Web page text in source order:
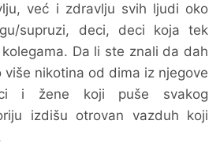
već i zdravlju svih ljudi oko
supruzi, deci, deci koja tek
Da li ste znali da dah
više nikotina od dima iz njegove
i žene koji puše svakog
izdišu otrovan vazduh koji